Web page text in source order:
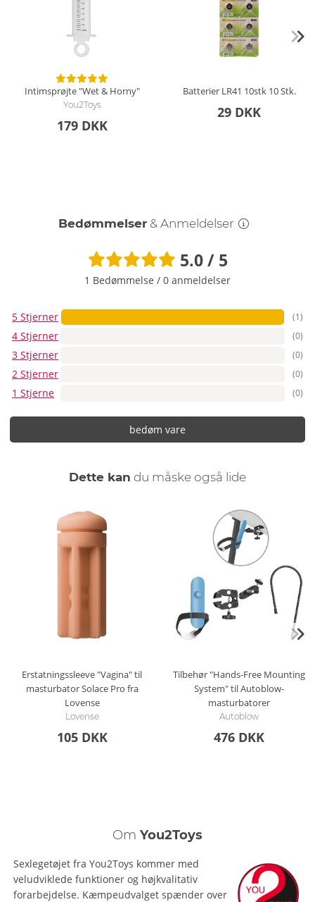
Intimsprøjte "Wet & Horny"
You2Toys
179 DKK
Batterier LR41 10stk 10 Stk.
29 DKK
Bedømmelser & Anmeldelser
5.0 / 5
1 Bedømmelse / 0 anmeldelser
5 Stjerner (1)
4 Stjerner (0)
3 Stjerner (0)
2 Stjerner (0)
1 Stjerne (0)
bedøm vare
Dette kan du måske også lide
Erstatningssleeve "Vagina" til
masturbator Solace Pro fra
Lovense
Lovense
105 DKK
Tilbehør "Hands-Free Mounting
System" til Autoblow-
masturbatorer
Autoblow
476 DKK
Om You2Toys
Sexlegetøjet fra You2Toys kommer med
veludviklede funktioner og højkvalitativ
forarbejdelse. Kæmpeudvalget spænder over